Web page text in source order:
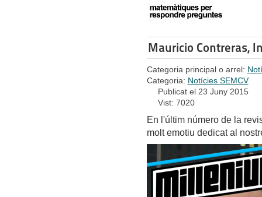
Mauricio Contreras,
Categoria principal o arrel:
Categoria: Notícies SEMCV
Publicat el 23 Juny 2015
Vist: 7020
En l'últim número de la
molt emotiu dedicat al